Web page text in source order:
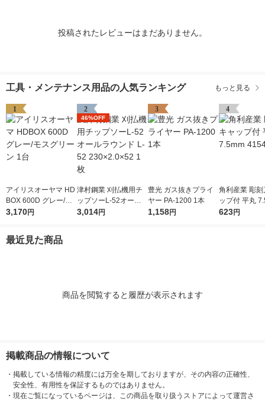
投稿されたレビューはまだありません。
工具・メンテナンス用品の人気ランキング もっと見る
1
アイリスオーヤマ HD
BOX 600D グレー/モ
スグリーン 1台
3,170円
2
46%OFF
津村鋼業 刈払機用チ
ップソーL-52オール
ラウンド L-52 230×2.
3,014円
3
豊光 ガス抜きプライ
ヤー PA-1200 1本
1,158円
4
角利産業 彫刻
ップ付 平丸
541 1個
623円
最近見た商品
商品を閲覧すると履歴が表示されます
掲載商品の情報について
・ 掲載している情報の精度には万全を期しておりますが、その内容の正確性、
安全性、有用性を保証するものではありません。
・ 現在ご覧になっているページは、この商品を取り扱うストアによって運営さ